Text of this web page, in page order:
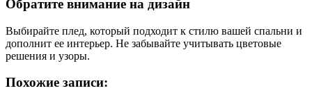
Обратите внимание на дизайн
Выбирайте плед, который подходит к стилю вашей спальни и
дополнит ее интерьер. Не забывайте учитывать цветовые
решения и узоры.
Похожие записи: